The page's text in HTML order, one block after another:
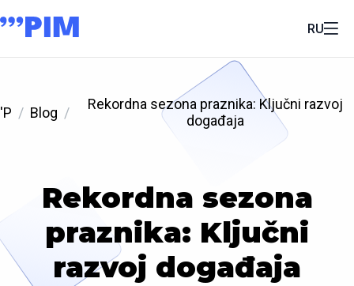
RU
'P Blog
Rekordna sezona praznika: Ključni razvoj
događaja
Rekordna sezona
praznika: Ključni
razvoj događaja